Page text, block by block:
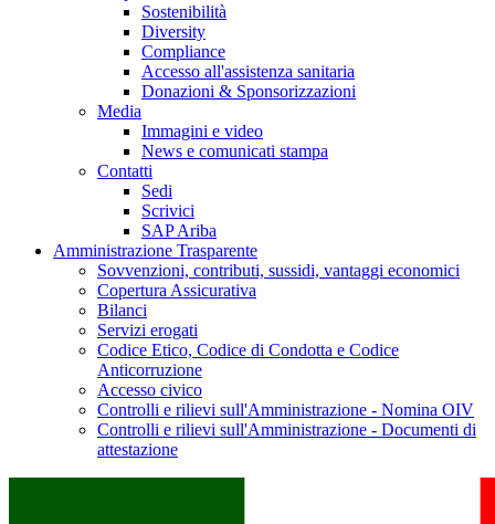
Sostenibilità
Diversity
Compliance
Accesso all'assistenza sanitaria
Donazioni & Sponsorizzazioni
Media
Immagini e video
News e comunicati stampa
Contatti
Sedi
Scrivici
SAP Ariba
Amministrazione Trasparente
Sovvenzioni, contributi, sussidi, vantaggi economici
Copertura Assicurativa
Bilanci
Servizi erogati
Codice Etico, Codice di Condotta e Codice
Anticorruzione
Accesso civico
Controlli e rilievi sull'Amministrazione - Nomina OIV
Controlli e rilievi sull'Amministrazione - Documenti di
attestazione